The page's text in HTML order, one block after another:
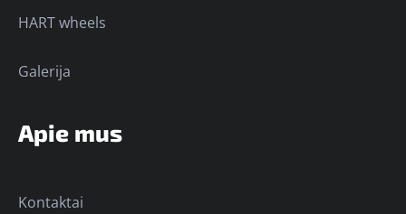
HART wheels
Galerija
Apie mus
Kontaktai